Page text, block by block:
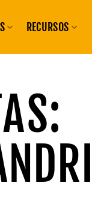
RECURSOS